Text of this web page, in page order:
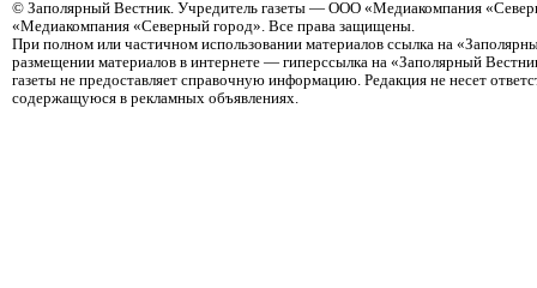
© Заполярный Вестник. Учредитель газеты — ООО «Медиакомпания
«Медиакомпания «Северный город». Все права защищены.
При полном или частичном использовании материалов ссылка на
размещении материалов в интернете — гиперссылка на «Заполярный
газеты не предоставляет справочную информацию. Редакция не несет
содержащуюся в рекламных объявлениях.